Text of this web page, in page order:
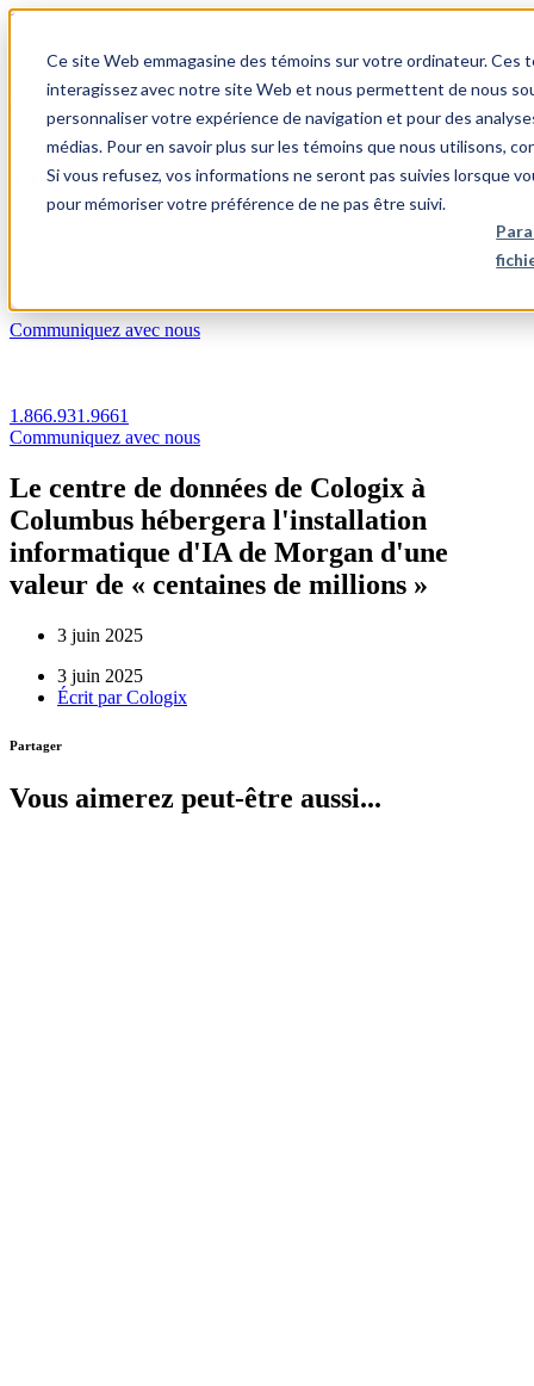
Ce site Web emmagasine des témoins sur votre ordinateur.
interagissez avec notre site Web et nous permettent de nous
personnaliser votre expérience de navigation et pour des
médias. Pour en savoir plus sur les témoins que nous utilisons,
Si vous refusez, vos informations ne seront pas suivies lorsque
pour mémoriser votre préférence de ne pas être suivi.
1.866.931.9661
Login
FR
Communiquez avec nous
1.866.931.9661
Communiquez avec nous
Le centre de données de Cologix à
Columbus hébergera l'installation
informatique d'IA de Morgan d'une
valeur de « centaines de millions »
3 juin 2025
3 juin 2025
Écrit parCologix
Partager
Vous aimerez peut-être aussi...